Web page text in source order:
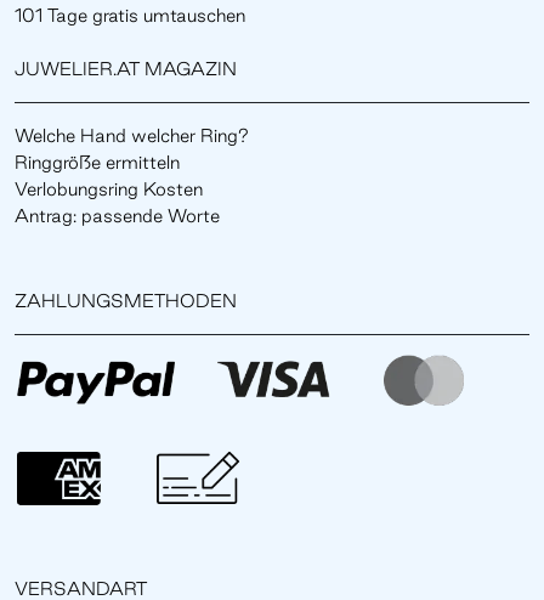
101 Tage gratis umtauschen
JUWELIER.AT MAGAZIN
Welche Hand welcher Ring?
Ringgröße ermitteln
Verlobungsring Kosten
Antrag: passende Worte
ZAHLUNGSMETHODEN
VERSANDART